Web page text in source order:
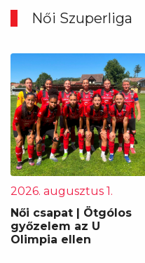
Női Szuperliga
2026. augusztus 1.
Női csapat | Ötgólos
győzelem az U
Olimpia ellen